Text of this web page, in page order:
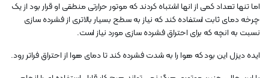
اما تنها تعداد کمی از انها اشتباه کردند که موتور حرارتی منطقی او قرار بود از یک
چرخه دمای ثابت استفاده کند که نیاز به سطح بسیار بالاتری از فشرده سازی
نسبت به انچه که برای احتراق فشرده سازی مورد نیاز است.
ایده دیزل این بود که هوا را به شدت فشرده کند تا دمای هوا از احتراق فراتر رود.